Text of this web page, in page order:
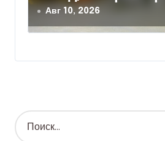
товаров за границу
Авг 10, 2026
Н
а